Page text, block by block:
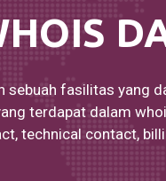
sebuah fasilitas yang
terdapat dalam
technical contact,